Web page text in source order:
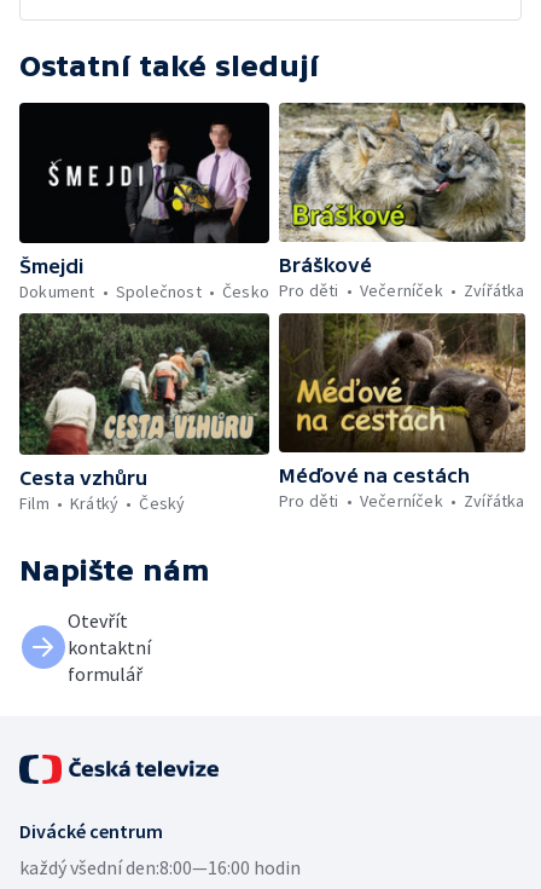
Ostatní také sledují
Šmejdi
Dokument
Společnost Česko
Bráškové
Pro děti
Večerníček Zvířátka
Cesta vzhůru
Film
Krátký Český
Méďové na cestách
Pro děti
Večerníček Zvířátka
Napište nám
Otevřít
kontaktní
formulář
Divácké centrum
každý všední den:8:00—16:00 hodin